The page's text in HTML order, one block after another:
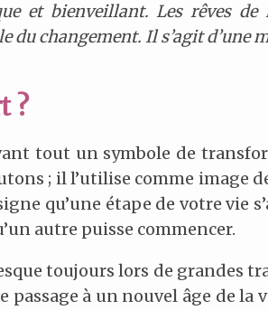
et bienveillant. Les rêves de
du changement. Il s’agit d’une
?
tout un symbole de
; il l’utilise comme image
qu’une étape de votre vie
autre puisse commencer.
toujours lors de grandes
à un nouvel âge de la